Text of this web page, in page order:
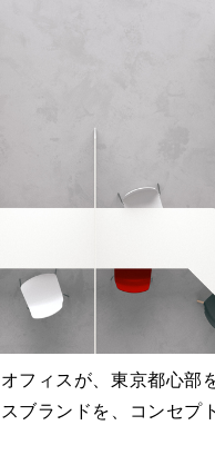
フィスが、東京都心部
ブランドを、コンセプ